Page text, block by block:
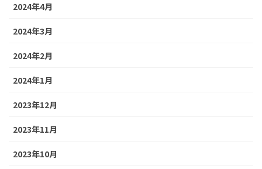
2024年4月
2024年3月
2024年2月
2024年1月
2023年12月
2023年11月
2023年10月